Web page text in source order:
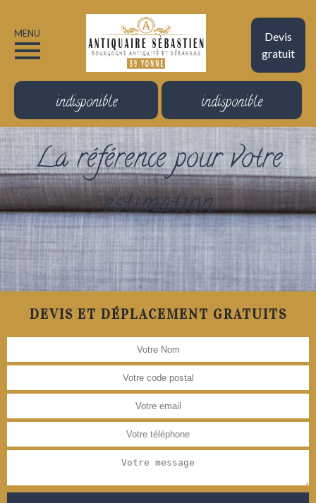
Devis
gratuit
MENU
indisponible indisponible
La référence pour votre
estimation
DEVIS ET DÉPLACEMENT GRATUITS